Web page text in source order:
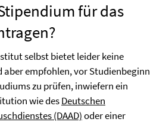
für das
selbst bietet leider keine
aber empfohlen, vor Studienbeginn
zu prüfen, inwiefern ein
wie desDeutschen
(DAAD)oder einer